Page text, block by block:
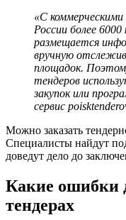
«С
России более
размещается
вручную
площадок.
тендеров
закупок или
сервис
Можно заказать
Специалисты найдут
доведут дело до
Какие ошибки
тендерах